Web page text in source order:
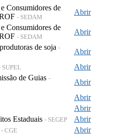
Consumidores de
- SEDAM
Abrir
Consumidores de
- SEDAM
Abrir
de soja -
Abrir
SUPEL
Abrir
de Guias -
Abrir
Abrir
Abrir
Estaduais - SEGEP
Abrir
- CGE
Abrir